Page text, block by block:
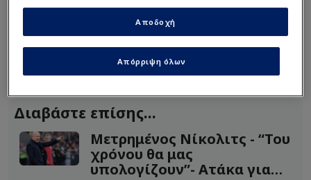
Συγκεκριμένα, οταν ο ιδιοκτήτης της
ΑΕΚ εκφώνησε λόγο, η Allwyn Arena άρχισε να
φωνάζει:«Εεεεεε, οοοοοο, αν δεν τραγουδήσεις δεν
φεύγουμε από εδώ».
Διαβάστε επίσης...
Μετρημένος Νίκολιτς - “Του
χρόνου θα μας
υπολογίζουν”- Ατάκα για
Απόρριψη όλων
Αποδοχή